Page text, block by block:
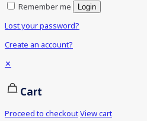
Remember me
Login
Lost your password?
Create an account?
✕
Cart
Proceed to checkoutView cart